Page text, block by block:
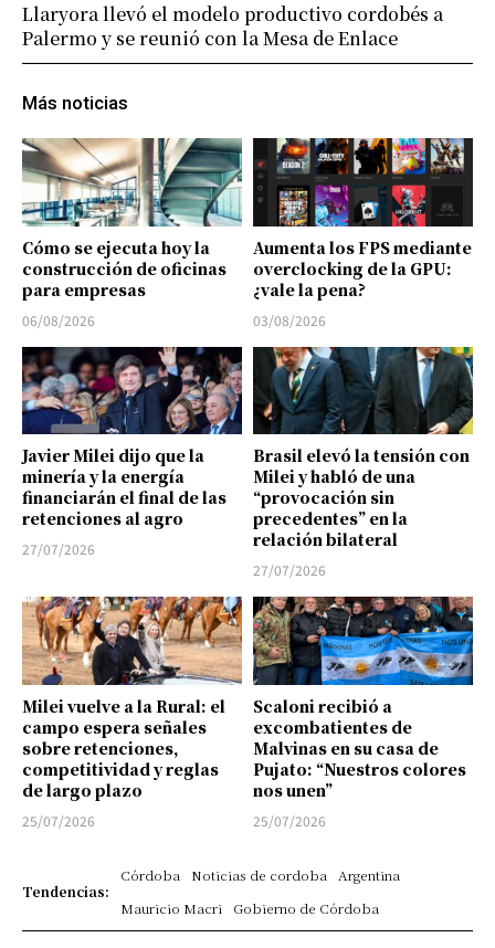
Más noticias
Cómo se ejecuta hoy la
construcción de oficinas
para empresas
06/08/2026
Aumenta los FPS mediante
overclocking de la GPU:
¿vale la pena?
03/08/2026
Javier Milei dijo que la
minería y la energía
financiarán el final de las
retenciones al agro
27/07/2026
Brasil elevó la tensión con
Milei y habló de una
“provocación sin
precedentes” en la
relación bilateral
27/07/2026
Milei vuelve a la Rural: el
campo espera señales
sobre retenciones,
competitividad y reglas
de largo plazo
25/07/2026
Scaloni recibió a
excombatientes de
Malvinas en su casa de
Pujato: “Nuestros colores
nos unen”
25/07/2026
Tendencias:
Córdoba Noticias de cordoba
Argentina
Mauricio Macri
Gobierno de Córdoba
Llaryora llevó el modelo productivo cordobés a
Palermo y se reunió con la Mesa de Enlace